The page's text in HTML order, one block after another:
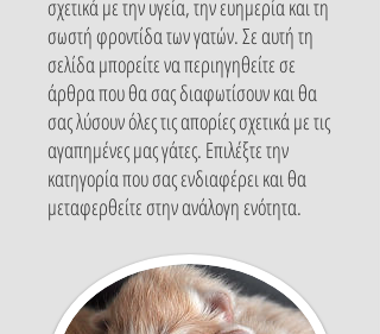
σχετικά με την υγεία, την ευημερία και τη
σωστή φροντίδα των γατών. Σε αυτή τη
σελίδα μπορείτε να περιηγηθείτε σε
άρθρα που θα σας διαφωτίσουν και θα
σας λύσουν όλες τις απορίες σχετικά με τις
αγαπημένες μας γάτες. Επιλέξτε την
κατηγορία που σας ενδιαφέρει και θα
μεταφερθείτε στην ανάλογη ενότητα.